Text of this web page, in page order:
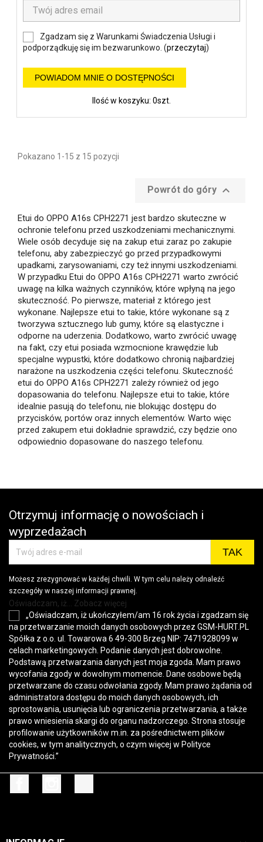
Zgadzam się z Warunkami Świadczenia Usługi i
podporządkuję się im bezwarunkowo. (przeczytaj)
POWIADOM MNIE O DOSTĘPNOŚCI
Ilość w koszyku: 0szt.
Pokazano 1-15 z 15 pozycji
Powrót do góry 
Etui do OPPO A16s CPH2271 jest bardzo skuteczne w
ochronie telefonu przed uszkodzeniami mechanicznymi.
Wiele osób decyduje się na zakup etui zaraz po zakupie
telefonu, aby zabezpieczyć go przed przypadkowymi
upadkami, zarysowaniami, czy też innymi uszkodzeniami.
W przypadku Etui do OPPO A16s CPH2271 warto zwrócić
uwagę na kilka ważnych czynników, które wpłyną na jego
skuteczność. Po pierwsze, materiał z którego jest
wykonane. Najlepsze etui to takie, które wykonane są z
tworzywa sztucznego lub gumy, które są elastyczne i
odporne na uderzenia. Dodatkowo, warto zwrócić uwagę
na fakt, czy etui posiada wzmocnione krawędzie lub
specjalne wypustki, które dodatkowo chronią najbardziej
narażone na uszkodzenia części telefonu. Skuteczność
etui do OPPO A16s CPH2271 zależy również od jego
dopasowania do telefonu. Najlepsze etui to takie, które
idealnie pasują do telefonu, nie blokując dostępu do
przycisków, portów oraz innych elementów. Warto więc
przed zakupem etui dokładnie sprawdzić, czy będzie ono
odpowiednio dopasowane do naszego telefonu.
Otrzymuj informację o nowościach i
wyprzedażach
Możesz zrezygnować w każdej chwili. W tym celu należy odnaleźć
szczegóły w naszej informacji prawnej.
Oświadczam, iż... Zobacz więcej
„Oświadczam, iż ukończyłem/am 16 rok życia i zgadzam się
na przetwarzanie moich danych osobowych przez GSM-HURT.PL
Spółka z o.o. ul. Towarowa 6 49-300 Brzeg NIP: 7471928099 w
celach marketingowych. Podanie danych jest dobrowolne.
Podstawą przetwarzania danych jest moja zgoda. Mam prawo
wycofania zgody w dowolnym momencie. Dane osobowe będą
przetwarzane do czasu odwołania zgody. Mam prawo żądania od
administratora dostępu do moich danych osobowych, ich
sprostowania, usunięcia lub ograniczenia przetwarzania, a także
prawo wniesienia skargi do organu nadzorczego. Strona stosuje
profilowanie użytkowników m.in. za pośrednictwem plików
cookies, w tym analitycznych, o czym więcej w Polityce
Prywatności.”